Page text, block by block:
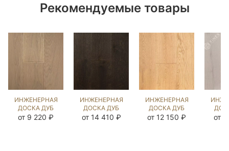
Рекомендуемые товары
ИНЖЕНЕРНАЯ
ДОСКА ДУБ
СТЭЙН
от 9 220 ₽
ИНЖЕНЕРНАЯ
ДОСКА ДУБ
БРАН
от 14 410 ₽
ИНЖЕНЕРНАЯ
ДОСКА ДУБ
UNFINISHED
от 12 150 ₽ от